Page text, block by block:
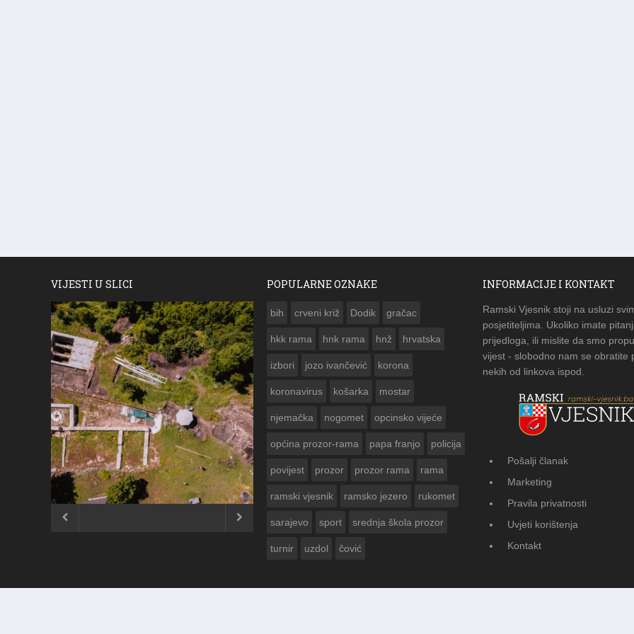
VIJESTI U SLICI
ČESTITKA RAMSKOG VJESNIKA ZA
USKRS 2023. GODINE
FOTOGALERIJA: Čuvanje
Vasti
 
POPULARNE OZNAKE
bih crveni križ Dodik gračac
hkk rama hnk rama hnž hrvatska
izbori jozo ivančević korona
koronavirus košarka mostar
njemačka nogomet opcinsko vijeće
općina prozor-rama papa franjo policija
povijest prozor prozor rama rama
ramski vjesnik ramsko jezero rukomet
sarajevo sport srednja škola prozor
turnir uzdol čović
INFORMACIJE I KONTAKT
Ramski Vjesnik stoji na usluzi
posjetiteljima. Ukoliko imate
prijedloga, ili mislite da smo
vijest - slobodno nam se obratite
nekih od linkova ispod.
Pošalji članak
Marketing
Pravila privatnosti
Uvjeti korištenja
Kontakt